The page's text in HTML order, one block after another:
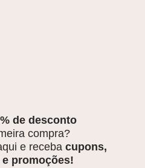
de desconto
compra?
e receba cupons,
promoções!